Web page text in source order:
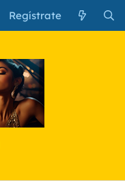
Regístrate